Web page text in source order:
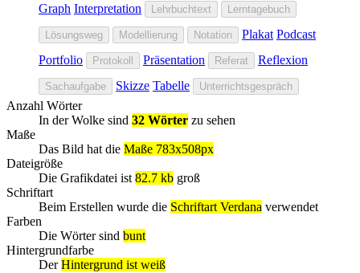
Graph Interpretation Lehrbuchtext Lerntagebuch
Lösungsweg Modellierung Notation Plakat Podcast
Portfolio
Protokoll Präsentation Referat Reflexion
Sachaufgabe Skizze Tabelle Unterrichtsgespräch
Anzahl Wörter
In der Wolke sind 32 Wörter zu sehen
Maße
Das Bild hat die Maße 783x508px
Dateigröße
Die Grafikdatei ist 82.7 kb groß
Schriftart
Beim Erstellen wurde die Schriftart Verdana verwendet
Farben
Die Wörter sind bunt
Hintergrundfarbe
DerHintergrund ist weiß